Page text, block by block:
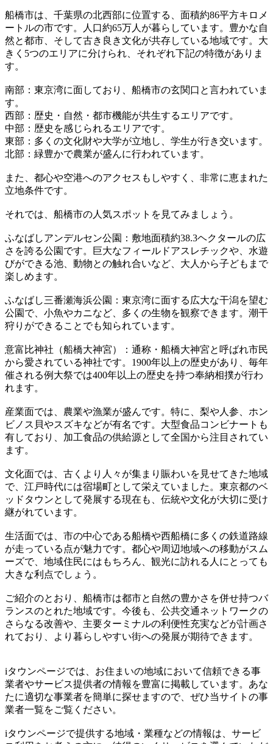
船橋市は、千葉県の北西部に位置する、面積約86平方キロメ
ートルの市です。人口約65万人が暮らしています。豊かな自
然と都市、そして古き良き文化が共存している地域です。大
きく5つのエリアに分けられ、それぞれ下記の特徴がありま
す。
南部：東京湾に面しており、船橋市の玄関口と言われていま
す。
西部：歴史・自然・都市機能が共生するエリアです。
中部：歴史を感じられるエリアです。
東部：多くの文化財や大学が立地し、学生が行き交います。
北部：緑豊かで農業が盛んに行われています。
また、都心や空港へのアクセスもしやすく、非常に恵まれた
立地条件です。
それでは、船橋市の人気スポットを見てみましょう。
ふなばしアンデルセン公園：敷地面積約38.3ヘクタールの広
さを誇る公園です。巨大なフィールドアスレチックや、水遊
びができる池、動物との触れ合いなど、大人から子どもまで
楽しめます。
ふなばし三番瀬海浜公園：東京湾に面する広大な干潟を望む
公園で、小魚やカニなど、多くの生物を観察できます。潮干
狩りができることでも知られています。
意富比神社（船橋大神宮）：通称・船橋大神宮と呼ばれ市民
から愛されている神社です。1900年以上の歴史があり、毎年
催される例大祭では400年以上の歴史を持つ奉納相撲が行わ
れます。
産業面では、農業や漁業が盛んです。特に、梨や人参、ホン
ビノス貝やスズキなどが有名です。大型食品コンビナートも
有しており、加工食品の供給源として全国から注目されてい
ます。
文化面では、古くより人々が集まり賑わいを見せてきた地域
で、江戸時代には宿場町として栄えていました。東京都のベ
ッドタウンとして発展する現在も、伝統や文化が大切に受け
継がれています。
生活面では、市の中心である船橋や西船橋に多くの鉄道路線
が走っている点が魅力です。都心や周辺地域への移動がスム
ーズで、地域住民にはもちろん、観光に訪れる人にとっても
大きな利点でしょう。
ご紹介のとおり、船橋市は都市と自然の豊かさを併せ持つバ
ランスのとれた地域です。今後も、公共交通ネットワークの
さらなる改善や、主要ターミナルの利便性充実などが計画さ
れており、より暮らしやすい街への発展が期待できます。
iタウンページでは、お住まいの地域において信頼できる事
業者やサービス提供者の情報を豊富に掲載しています。あな
たに適切な事業者を簡単に探せますので、ぜひ当サイトの事
業者一覧をご覧ください。
iタウンページで提供する地域・業種などの情報は、サービ